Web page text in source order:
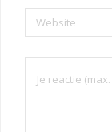
Website